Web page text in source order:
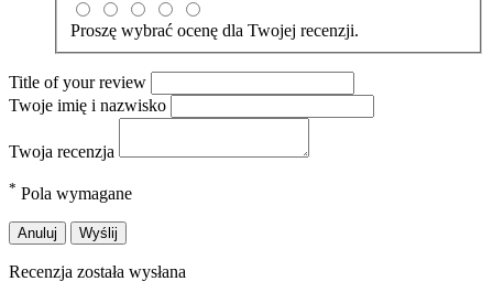
Proszę wybrać ocenę dla Twojej recenzji.
Title of your review
Twoje imię i nazwisko
Twoja recenzja
* Pola wymagane
Anuluj Wyślij
Recenzja została wysłana